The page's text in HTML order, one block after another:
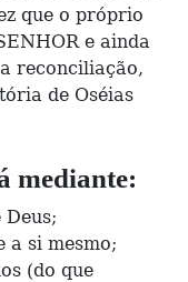
que o próprio
e ainda
reconciliação,
de Oséias
mediante:
Deus;
a si mesmo;
(do que